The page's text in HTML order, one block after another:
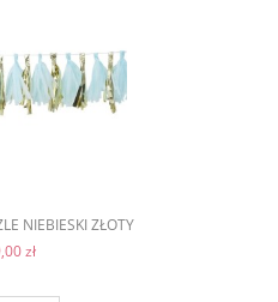
NIEBIESKI ZŁOTY
zł